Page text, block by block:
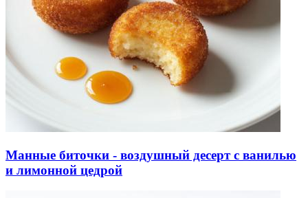
Манные биточки - воздушный десерт с ванилью
и лимонной цедрой